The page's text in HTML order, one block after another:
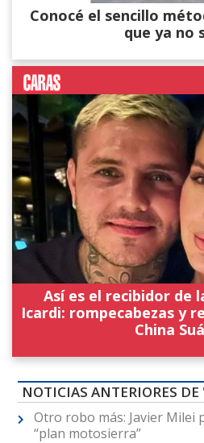
Conocé el sencillo
que ya no
Así es el recibidor de
Icardi: rompecabezas y
China
NOTICIAS ANTERIORES
Otro robo más: Javier Milei
“plan motosierra”